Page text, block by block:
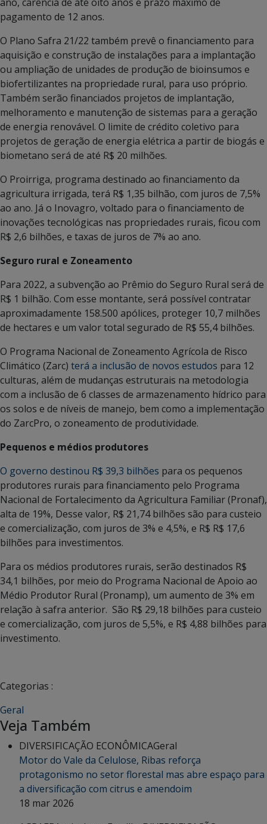
ano, carência de até oito anos e prazo máximo de
pagamento de 12 anos.
O Plano Safra 21/22 também prevê o financiamento para
aquisição e construção de instalações para a implantação
ou ampliação de unidades de produção de bioinsumos e
biofertilizantes na propriedade rural, para uso próprio.
Também serão financiados projetos de implantação,
melhoramento e manutenção de sistemas para a geração
de energia renovável. O limite de crédito coletivo para
projetos de geração de energia elétrica a partir de biogás e
biometano será de até R$ 20 milhões.
O Proirriga, programa destinado ao financiamento da
agricultura irrigada, terá R$ 1,35 bilhão, com juros de 7,5%
ao ano. Já o Inovagro, voltado para o financiamento de
inovações tecnológicas nas propriedades rurais, ficou com
R$ 2,6 bilhões, e taxas de juros de 7% ao ano.
Seguro rural e Zoneamento
Para 2022, a subvenção ao Prêmio do Seguro Rural será de
R$ 1 bilhão. Com esse montante, será possível contratar
aproximadamente 158.500 apólices, proteger 10,7 milhões
de hectares e um valor total segurado de R$ 55,4 bilhões.
O Programa Nacional de Zoneamento Agrícola de Risco
Climático (Zarc) terá a inclusão de novos estudos para 12
culturas, além de mudanças estruturais na metodologia
com a inclusão de 6 classes de armazenamento hídrico para
os solos e de níveis de manejo, bem como a implementação
do ZarcPro, o zoneamento de produtividade.
Pequenos e médios produtores
O governo destinou R$ 39,3 bilhões para os pequenos
produtores rurais para financiamento pelo Programa
Nacional de Fortalecimento da Agricultura Familiar (Pronaf),
alta de 19%, Desse valor, R$ 21,74 bilhões são para custeio
e comercialização, com juros de 3% e 4,5%, e R$ R$ 17,6
bilhões para investimentos.
Para os médios produtores rurais, serão destinados R$
34,1 bilhões, por meio do Programa Nacional de Apoio ao
Médio Produtor Rural (Pronamp), um aumento de 3% em
relação à safra anterior. São R$ 29,18 bilhões para custeio
e comercialização, com juros de 5,5%, e R$ 4,88 bilhões para
investimento.
Categorias :
Geral
Veja Também
DIVERSIFICAÇÃO ECONÔMICAGeral
Motor do Vale da Celulose, Ribas reforça
protagonismo no setor florestal mas abre espaço para
a diversificação com citrus e amendoim
18 mar 2026